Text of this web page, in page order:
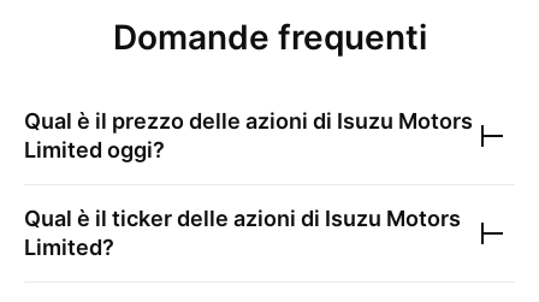
Domande frequenti
Qual è il prezzo delle azioni di Isuzu Motors
Limited oggi?
Qual è il ticker delle azioni di Isuzu Motors
Limited?